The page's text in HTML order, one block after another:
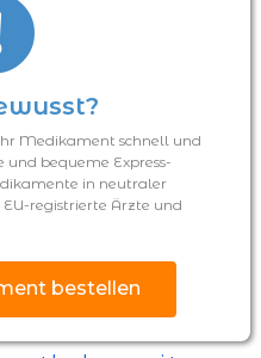
Medikament schnell und
und bequeme Express-
in neutraler
registrierte Ärzte und
bestellen